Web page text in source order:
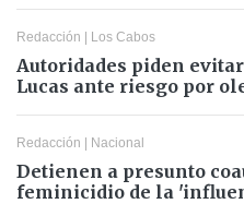
Redacción | Los Cabos
Autoridades piden evitar
Lucas ante riesgo por
Redacción | Nacional
Detienen a presunto
feminicidio de la